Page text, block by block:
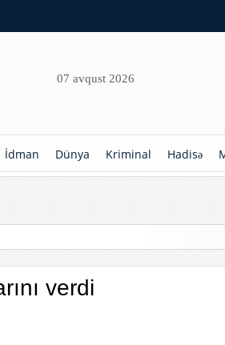
07 avqust 2026
İdman Dünya Kriminal Hadisə
verdi